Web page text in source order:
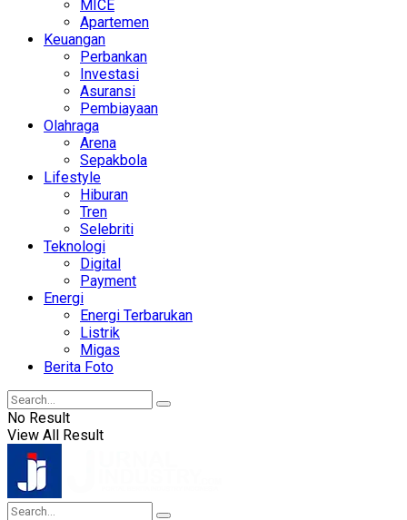
MICE
Apartemen
Keuangan
Perbankan
Investasi
Asuransi
Pembiayaan
Olahraga
Arena
Sepakbola
Lifestyle
Hiburan
Tren
Selebriti
Teknologi
Digital
Payment
Energi
Energi Terbarukan
Listrik
Migas
Berita Foto
No Result
View All Result